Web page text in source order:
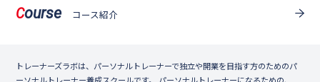
Course コース紹介
トレーナーズラボは、パーソナルトレーナーで独立や開業を目指す方のためのパ
ーソナルトレーナー養成スクールです。 パーソナルトレーナーになるための、